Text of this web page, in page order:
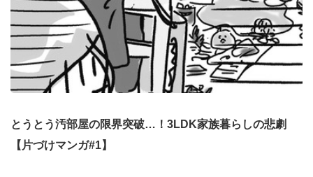
とうとう汚部屋の限界突破…！3LDK家族暮らしの悲劇
【片づけマンガ#1】